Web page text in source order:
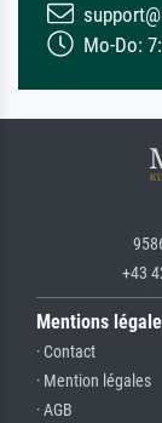
Mo-Do:
+43
Mentions
· Contact
· Mention légales
· AGB